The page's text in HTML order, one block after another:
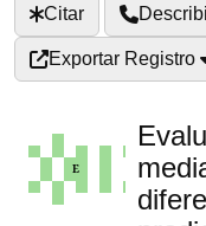
Citar
Exportar Registro